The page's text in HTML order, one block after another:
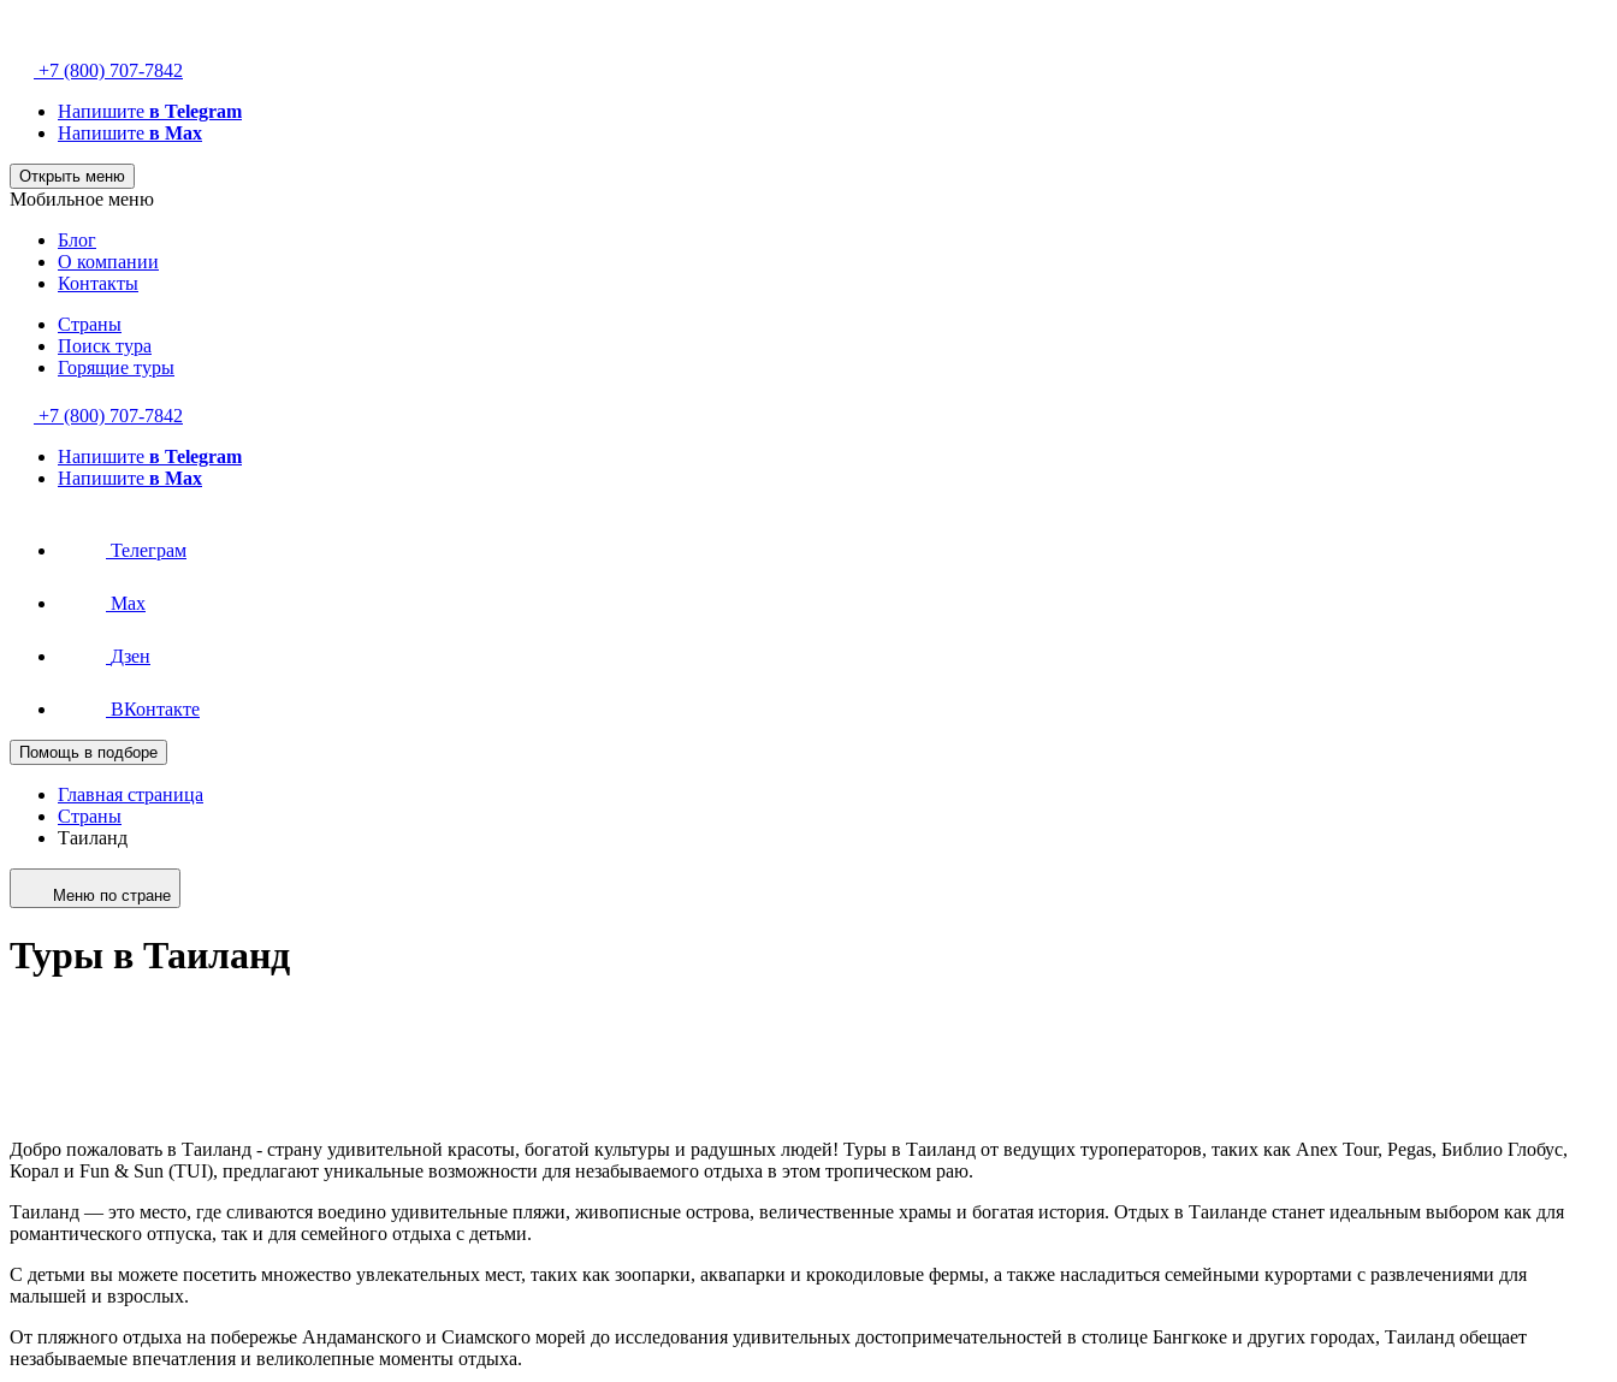
+7 (800) 707-7842
Напишите в Telegram
Напишите в Max
Открыть меню
Мобильное меню
Блог
О компании
Контакты
Страны
Поиск тура
Горящие туры
+7 (800) 707-7842
Напишите в Telegram
Напишите в Max
Телеграм
Max
Дзен
ВКонтакте
Помощь в подборе
Главная страница
Страны
Таиланд
Меню по стране
Туры в Таиланд
Добро пожаловать в Таиланд - страну удивительной красоты, богатой культуры и радушных людей! Туры в Таиланд от ведущих туроператоров, таких как Anex Tour, Pegas, Библио Глобус,
Корал и Fun & Sun (TUI), предлагают уникальные возможности для незабываемого отдыха в этом тропическом раю.
Таиланд — это место, где сливаются воедино удивительные пляжи, живописные острова, величественные храмы и богатая история. Отдых в Таиланде станет идеальным выбором как для
романтического отпуска, так и для семейного отдыха с детьми.
С детьми вы можете посетить множество увлекательных мест, таких как зоопарки, аквапарки и крокодиловые фермы, а также насладиться семейными курортами с развлечениями для
малышей и взрослых.
От пляжного отдыха на побережье Андаманского и Сиамского морей до исследования удивительных достопримечательностей в столице Бангкоке и других городах, Таиланд обещает
незабываемые впечатления и великолепные моменты отдыха.